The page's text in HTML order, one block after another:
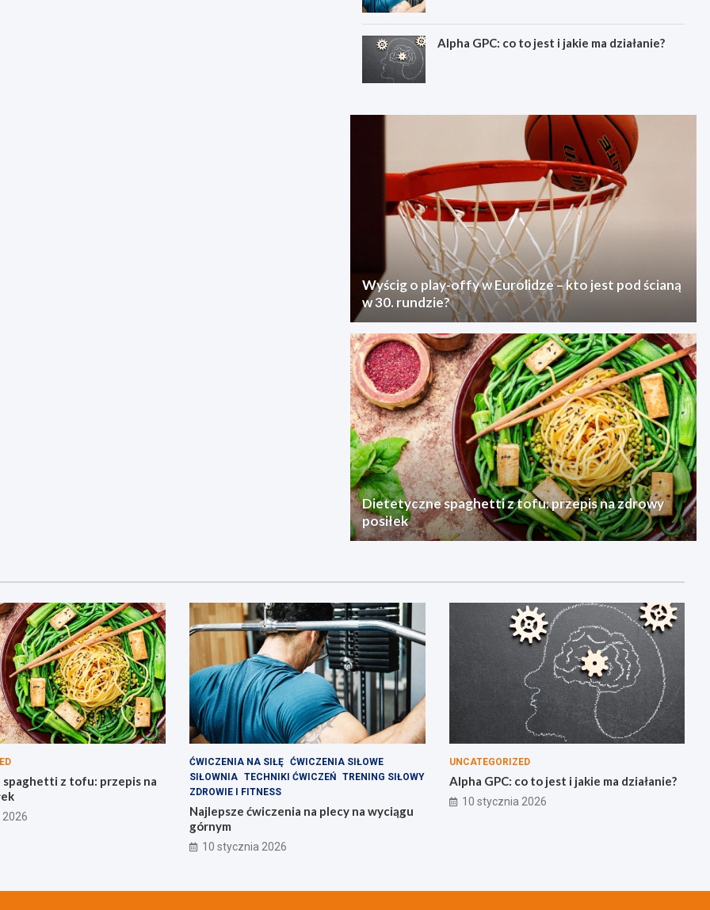
Alpha GPC: co to jest i jakie ma działanie?
Wyścig o play-offy w Eurolidze – kto jest pod ścianą
w 30. rundzie?
Dietetyczne spaghetti z tofu: przepis na zdrowy
posiłek
z tofu: przepis na
ĆWICZENIA NA SIŁĘ ĆWICZENIA SIŁOWE
SIŁOWNIA TECHNIKI ĆWICZEŃ TRENING SIŁOWY
ZDROWIE I FITNESS
Najlepsze ćwiczenia na plecy na wyciągu
górnym
10 stycznia 2026
UNCATEGORIZED
Alpha GPC: co to jest i jakie ma działanie?
10 stycznia 2026